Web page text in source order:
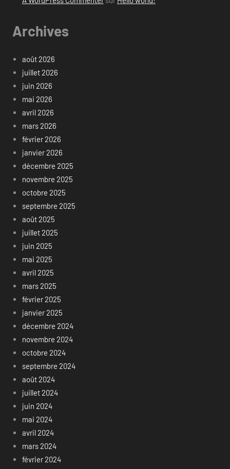
Archives
août 2026
juillet 2026
juin 2026
mai 2026
avril 2026
mars 2026
février 2026
janvier 2026
décembre 2025
novembre 2025
octobre 2025
septembre 2025
août 2025
juillet 2025
juin 2025
mai 2025
avril 2025
mars 2025
février 2025
janvier 2025
décembre 2024
novembre 2024
octobre 2024
septembre 2024
août 2024
juillet 2024
juin 2024
mai 2024
avril 2024
mars 2024
février 2024